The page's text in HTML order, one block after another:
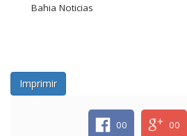
Bahia Noticias
Imprimir
00 00